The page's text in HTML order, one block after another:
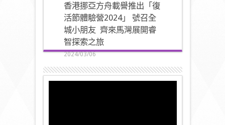
香港挪亞方舟載譽推出「復
活節體驗營2024」 號召全
城小朋友 齊來馬灣展開睿
智探索之旅
2024/03/06